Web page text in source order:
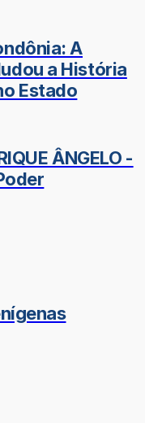
A
a História
Estado
ÂNGELO -